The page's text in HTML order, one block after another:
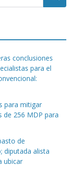
conclusiones
para el
para mitigar
de 256 MDP para
de
diputada alista
ubicar